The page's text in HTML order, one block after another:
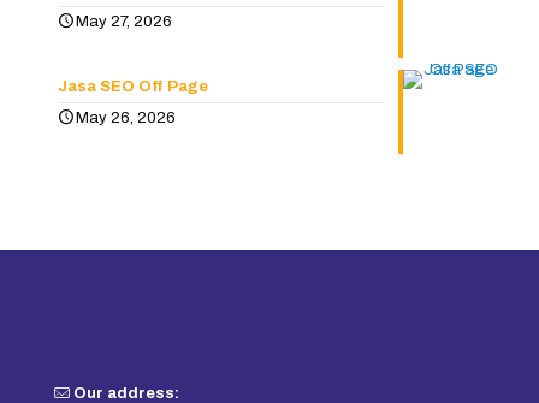
May 27, 2026
Jasa SEO Off Page
May 26, 2026
Our address: